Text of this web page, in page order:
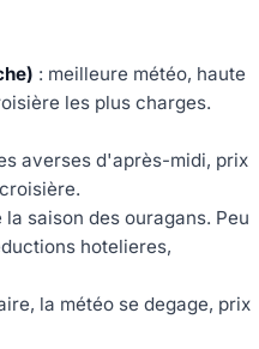
: meilleure météo, haute
les plus charges.
averses d'après-midi, prix
la saison des ouragans. Peu
hotelieres,
la météo se degage, prix